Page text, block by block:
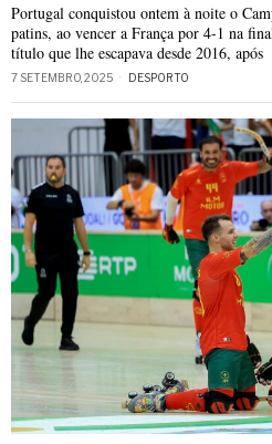
Portugal conquistou ontem à noite o
patins, ao vencer a França por 4-1 na
título que lhe escapava desde 2016, após
7 SETEMBRO, 2025 DESPORTO